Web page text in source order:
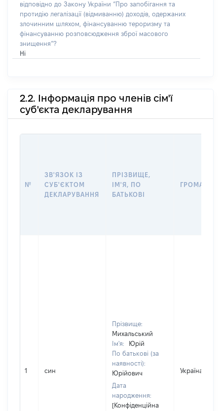
відповідно до Закону України “Про запобігання та
протидію легалізації (відмиванню) доходів, одержаних
злочинним шляхом, фінансуванню тероризму та
фінансуванню розповсюдження зброї масового
знищення”?
Ні
2.2. Інформація про членів сім'ї
суб'єкта декларування
№
ЗВ'ЯЗОК ІЗ
СУБ'ЄКТОМ
ДЕКЛАРУВАННЯ
ПРІЗВИЩЕ,
ІМ'Я, ПО
БАТЬКОВІ
1 син
Прізвище:
Михальський
Ім'я:
Юрій
По батькові (за
наявності):
Юрійович
Дата
народження:
[Конфіденційна
Україна